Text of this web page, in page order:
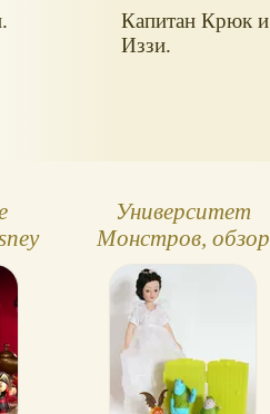
Капитан Крюк и
Иззи.
&
Университет
Монстров, обзор
игрушек